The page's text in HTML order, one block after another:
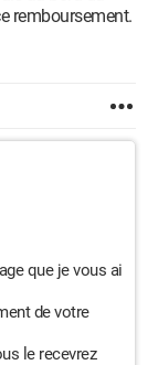
remboursement.
que je vous ai
de votre
le recevrez